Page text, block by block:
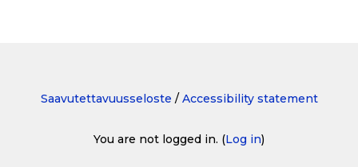
Saavutettavuusseloste / Accessibility statement
You are not logged in. (Log in)